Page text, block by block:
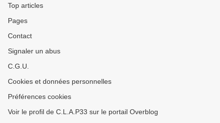
Top articles
Pages
Contact
Signaler un abus
C.G.U.
Cookies et données personnelles
Préférences cookies
Voir le profil de C.L.A.P33 sur le portail Overblog